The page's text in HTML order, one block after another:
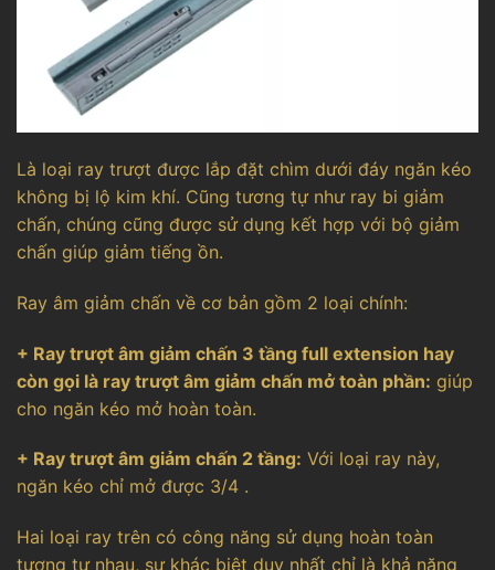
Là loại ray trượt được lắp đặt chìm dưới đáy ngăn kéo
không bị lộ kim khí. Cũng tương tự như ray bi giảm
chấn, chúng cũng được sử dụng kết hợp với bộ giảm
chấn giúp giảm tiếng ồn.
Ray âm giảm chấn về cơ bản gồm 2 loại chính:
+ Ray trượt âm giảm chấn 3 tầng full extension hay
còn gọi là ray trượt âm giảm chấn mở toàn phần: giúp
cho ngăn kéo mở hoàn toàn.
+ Ray trượt âm giảm chấn 2 tầng: Với loại ray này,
ngăn kéo chỉ mở được 3/4 .
Hai loại ray trên có công năng sử dụng hoàn toàn
tương tự nhau, sự khác biệt duy nhất chỉ là khả năng